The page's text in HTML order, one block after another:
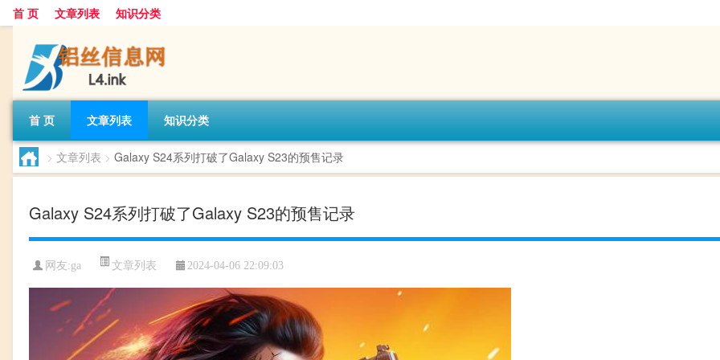
首 页 文章列表 知识分类
首 页 文章列表 知识分类
> 文章列表 > Galaxy S24系列打破了Galaxy S23的预售记录
Galaxy S24系列打破了Galaxy S23的预售记录
网友:ga 文章列表 2024-04-06 22:09:03